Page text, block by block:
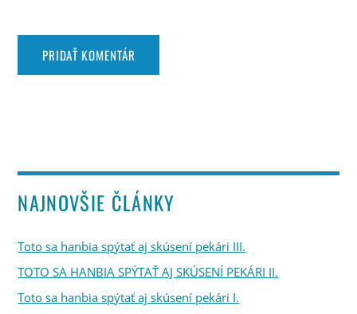
NAJNOVŠIE ČLÁNKY
Toto sa hanbia spýtať aj skúsení pekári III.
TOTO SA HANBIA SPÝTAŤ AJ SKÚSENÍ PEKÁRI II.
Toto sa hanbia spýtať aj skúsení pekári I.